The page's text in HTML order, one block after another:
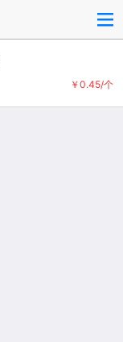
￥0.45/个